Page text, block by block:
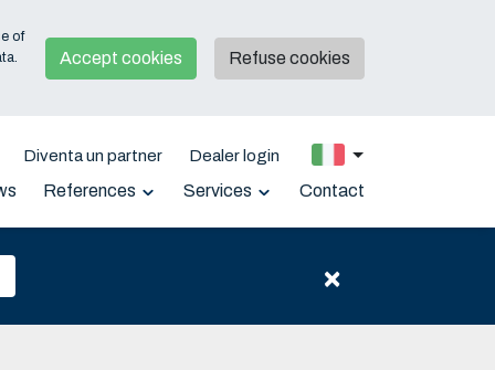
of
Accept cookies Refuse cookies
Diventa un partner Dealer login
References Services
Support
Contact
×